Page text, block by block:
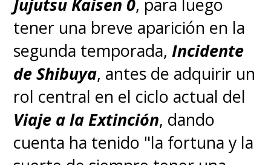
SPY x FAMILY
Chika Anzai, Chisato Nishikigi,
Lycoris Recoil
Fairouz Ai, Jolyne Cujoh, JoJo's
Bizarre Adventure Stone Ocean
Jujutsu Kaisen 0, para luego
tener una breve aparición en la
segunda temporada,Incidente
de Shibuya, antes de adquirir un
rol central en el ciclo actual del
Viaje a la Extinción, dando
cuenta ha tenido "la fortuna y la